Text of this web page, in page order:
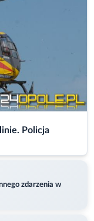
Policja
zdarzenia w